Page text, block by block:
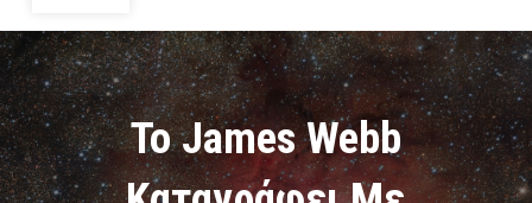
Το James Webb